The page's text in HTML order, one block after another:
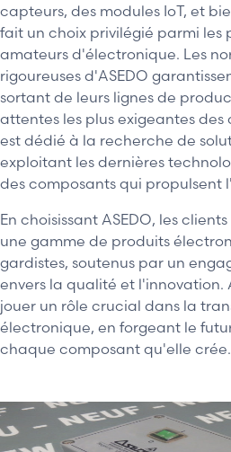
capteurs, des modules IoT, et
fait un choix privilégié parmi les
amateurs d'électronique. Les
rigoureuses d'ASEDO
sortant de leurs lignes de
attentes les plus exigeantes des
est dédié à la recherche de
exploitant les dernières
des composants qui propulsent
En choisissant ASEDO, les
une gamme de produits
gardistes, soutenus par un
envers la qualité et l'innovation.
jouer un rôle crucial dans la
électronique, en forgeant le
chaque composant qu'elle crée.